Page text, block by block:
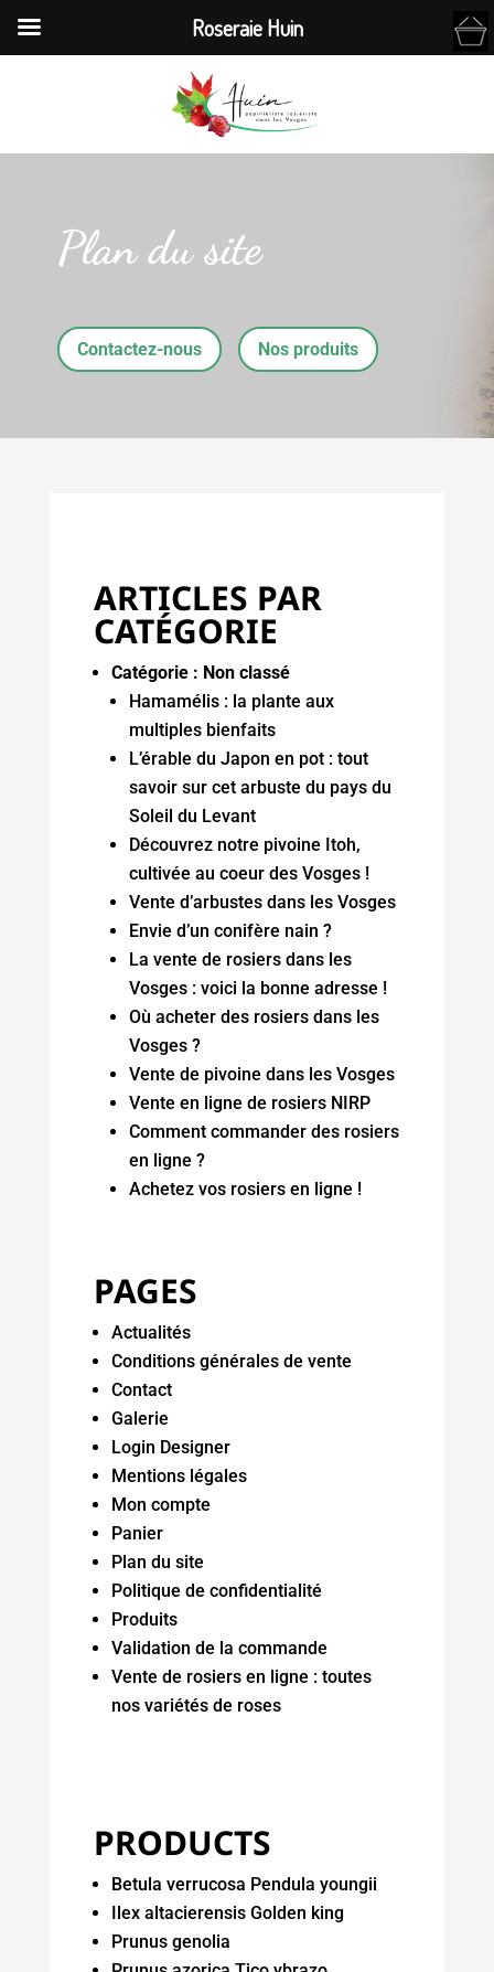
Plan du site
Contactez-nous Nos produits
ARTICLES PAR
CATÉGORIE
Catégorie : Non classé
Hamamélis : la plante aux
multiples bienfaits
L’érable du Japon en pot : tout
savoir sur cet arbuste du pays du
Soleil du Levant
Découvrez notre pivoine Itoh,
cultivée au coeur des Vosges !
Vente d’arbustes dans les Vosges
Envie d’un conifère nain ?
La vente de rosiers dans les
Vosges : voici la bonne adresse !
Où acheter des rosiers dans les
Vosges ?
Vente de pivoine dans les Vosges
Vente en ligne de rosiers NIRP
Comment commander des rosiers
en ligne ?
Achetez vos rosiers en ligne !
PAGES
Actualités
Conditions générales de vente
Contact
Galerie
Login Designer
Mentions légales
Mon compte
Panier
Plan du site
Politique de confidentialité
Produits
Validation de la commande
Vente de rosiers en ligne : toutes
nos variétés de roses
PRODUCTS
Betula verrucosa Pendula youngii
Ilex altacierensis Golden king
Prunus genolia
Roseraie Huin